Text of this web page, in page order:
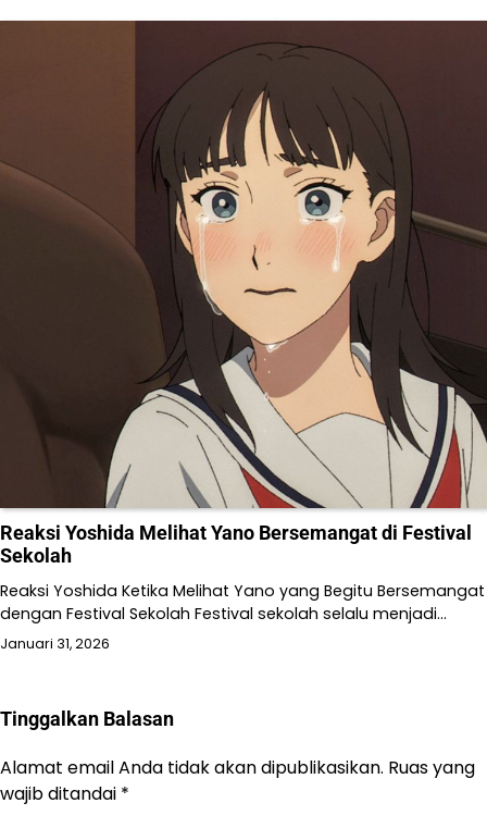
Reaksi Yoshida Melihat Yano Bersemangat di Festival
Sekolah
Reaksi Yoshida Ketika Melihat Yano yang Begitu Bersemangat
dengan Festival Sekolah Festival sekolah selalu menjadi…
Januari 31, 2026
Tinggalkan Balasan
Alamat email Anda tidak akan dipublikasikan. Ruas yang
wajib ditandai *